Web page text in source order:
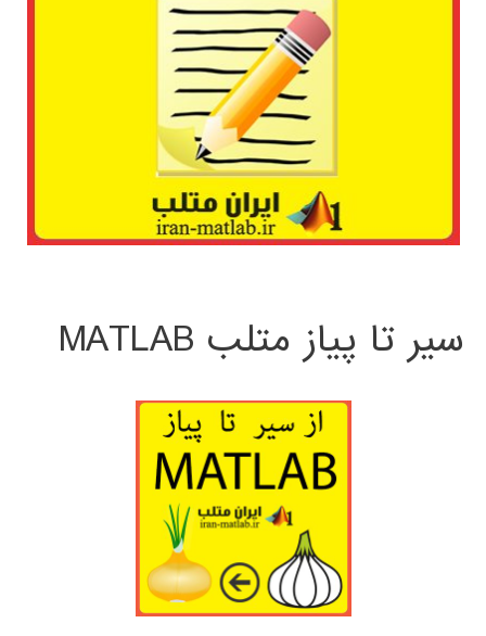
سیر تا پیاز متلب MATLAB